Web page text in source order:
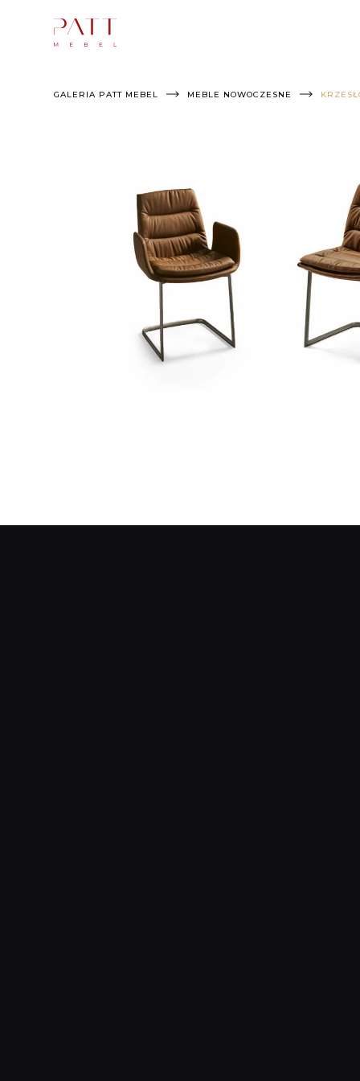
GALERIA PATT MEBEL MEBLE NOWOCZESNE